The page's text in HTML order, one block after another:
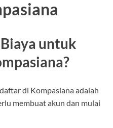
untuk
di Kompasiana adalah
membuat akun dan mulai